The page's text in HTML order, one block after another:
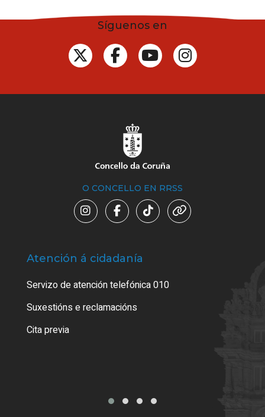
Síguenos en
O CONCELLO EN RRSS
Atención á cidadanía
Servizo de atención telefónica 010
Suxestións e reclamacións
Cita previa